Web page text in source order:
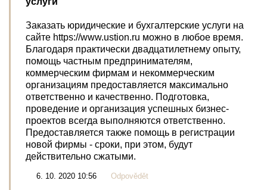
Заказать юридические и бухгалтерские услуги на
сайте https://www.ustion.ru можно в любое время.
Благодаря практически двадцатилетнему опыту,
помощь частным предпринимателям,
коммерческим фирмам и некоммерческим
организациям предоставляется максимально
ответственно и качественно. Подготовка,
проведение и организация успешных бизнес-
проектов всегда выполняются ответственно.
Предоставляется также помощь в регистрации
новой фирмы - сроки, при этом, будут
действительно сжатыми.
6. 10. 2020 10:56 Odpovědět